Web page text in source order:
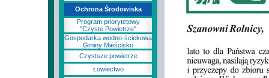
Ochrona Środowiska
Program priorytetowy
"Czyste Powietrze"
Gospodarka wodno-ściekowa
Gminy Mieścisko
Czystsze powietrze
Łowiectwo